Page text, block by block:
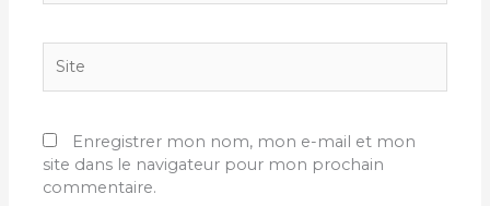
Enregistrer mon nom, mon e-mail et mon
site dans le navigateur pour mon prochain
commentaire.